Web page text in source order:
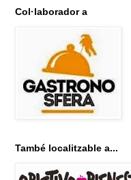
Col·laborador a
També localitzable a...